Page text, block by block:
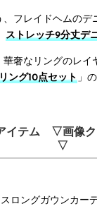
フレイドヘムのデ
ストレッチ9分丈デ
奢なリングのレイ
ング10点セット」
イテム ▽画像ク
▽
ロングガウンカー